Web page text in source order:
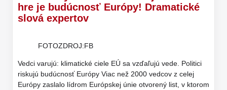
hre je budúcnosť Európy! Dramatické
slová expertov
FOTOZDROJ:FB
Vedci varujú: klimatické ciele EÚ sa vzďaľujú vede. Politici
riskujú budúcnosť Európy Viac než 2000 vedcov z celej
Európy zaslalo lídrom Európskej únie otvorený list, v ktorom